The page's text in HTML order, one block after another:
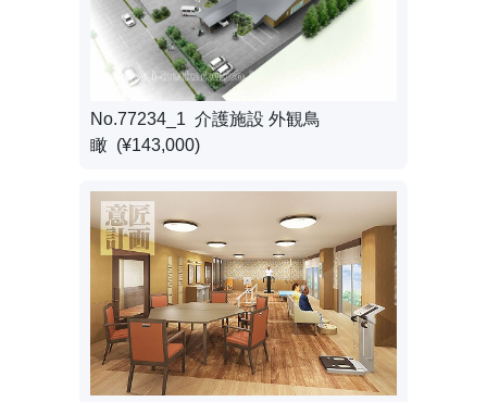
No.77234_1 介護施設 外観鳥
瞰 (¥143,000)